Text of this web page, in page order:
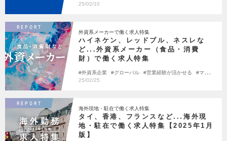
25/02/10
REPORT
外資系メーカーで働く求人特集
ハイネケン、レッドブル、ネスレな
ど...外資系メーカー（食品・消費
財）で働く求人特集
外資系企業 グローバル 営業経験が活かせる
マーケ
ティング
25/02/25
REPORT
海外現地・駐在で働く求人特集
タイ、香港、フランスなど...海外現
地・駐在で働く求人特集【2025年1月
版】